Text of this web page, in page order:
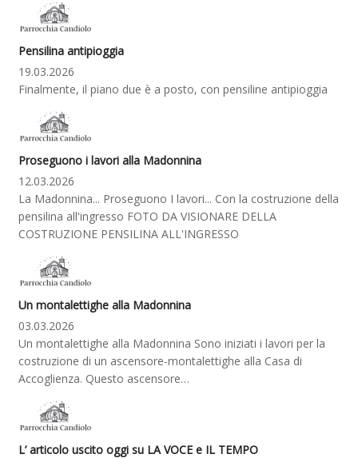
Pensilina antipioggia
19.03.2026
Finalmente, il piano due è a posto, con pensiline antipioggia
Proseguono i lavori alla Madonnina
12.03.2026
La Madonnina... Proseguono I lavori... Con la costruzione della
pensilina all'ingresso FOTO DA VISIONARE DELLA
COSTRUZIONE PENSILINA ALL'INGRESSO
Un montalettighe alla Madonnina
03.03.2026
Un montalettighe alla Madonnina Sono iniziati i lavori per la
costruzione di un ascensore-montalettighe alla Casa di
Accoglienza. Questo ascensore…
L’ articolo uscito oggi su LA VOCE e IL TEMPO